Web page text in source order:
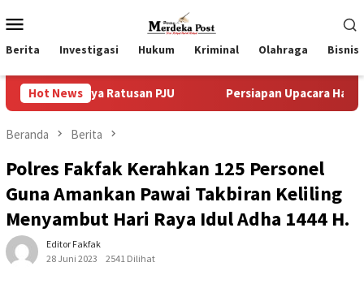
ke
kontenMobile
Berita Investigasi Hukum Kriminal Olahraga Bisnis
Hot News
Ratusan PJU Persiapan Upacara Hari Proklamasi
Beranda Berita
Polres Fakfak Kerahkan 125 Personel
Guna Amankan Pawai Takbiran Keliling
Menyambut Hari Raya Idul Adha 1444 H.
Editor Fakfak
28 Juni 2023
2541 Dilihat